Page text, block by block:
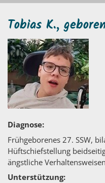
Tobias K.,
Diagnose:
Frühgeborenes 27. SSW,
Hüftschiefstellung
ängstliche
Unterstützung: